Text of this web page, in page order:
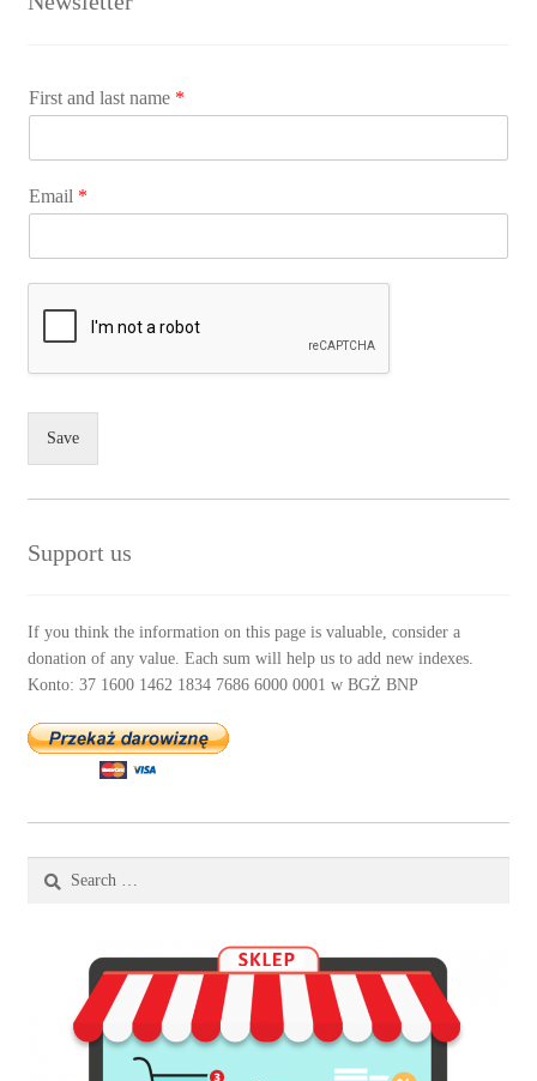
First and last name *
Email *
Save
Support us
If you think the information on this page is valuable, consider a
donation of any value. Each sum will help us to add new indexes.
Konto: 37 1600 1462 1834 7686 6000 0001 w BGŻ BNP